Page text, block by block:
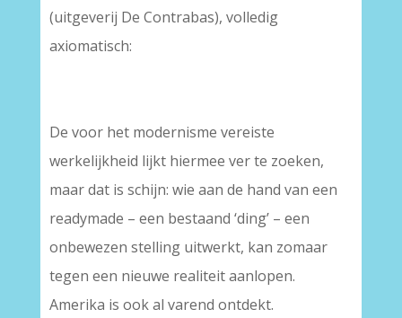
(uitgeverij De Contrabas), volledig
axiomatisch:
De voor het modernisme vereiste
werkelijkheid lijkt hiermee ver te zoeken,
maar dat is schijn: wie aan de hand van een
readymade – een bestaand ‘ding’ – een
onbewezen stelling uitwerkt, kan zomaar
tegen een nieuwe realiteit aanlopen.
Amerika is ook al varend ontdekt.